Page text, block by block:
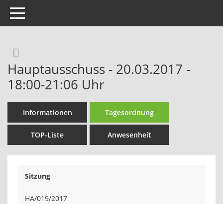
Toggle navigation
Hauptausschuss - 20.03.2017 -
18:00-21:06 Uhr
Informationen Tagesordnung
TOP-Liste Anwesenheit
Sitzung
HA/019/2017